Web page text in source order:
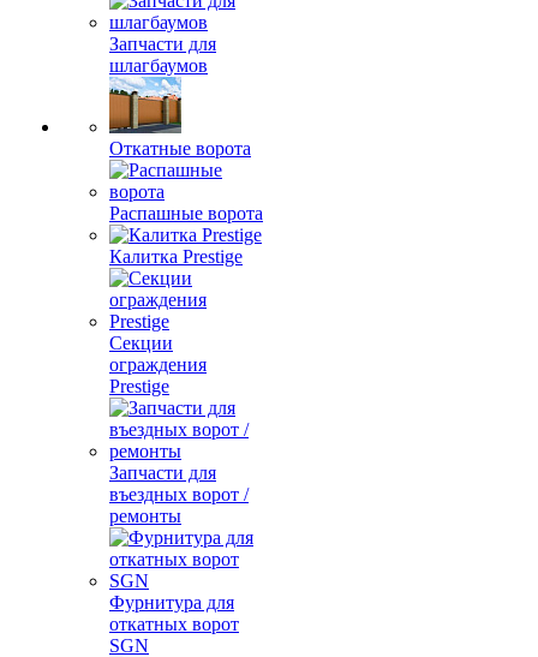
Запчасти для
шлагбаумов
Откатные ворота
Распашные ворота
Калитка Prestige
Секции
ограждения
Prestige
Запчасти для
въездных ворот /
ремонты
Фурнитура для
откатных ворот
SGN